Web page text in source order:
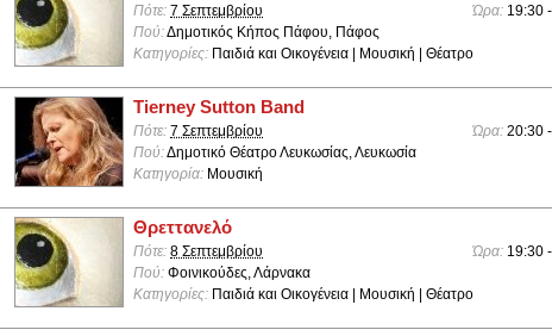
Πότε: 7 Σεπτεμβρίου Ώρα: 19:30 -
Πού:Δημοτικός Κήπος Πάφου, Πάφος
Κατηγορίες: Παιδιά και Οικογένεια | Μουσική | Θέατρο
Tierney Sutton Band
Πότε: 7 Σεπτεμβρίου Ώρα: 20:30 -
Πού:Δημοτικό Θέατρο Λευκωσίας, Λευκωσία
Κατηγορία: Μουσική
Θρεττανελό
Πότε: 8 Σεπτεμβρίου Ώρα: 19:30 -
Πού: Φοινικούδες, Λάρνακα
Κατηγορίες: Παιδιά και Οικογένεια | Μουσική | Θέατρο